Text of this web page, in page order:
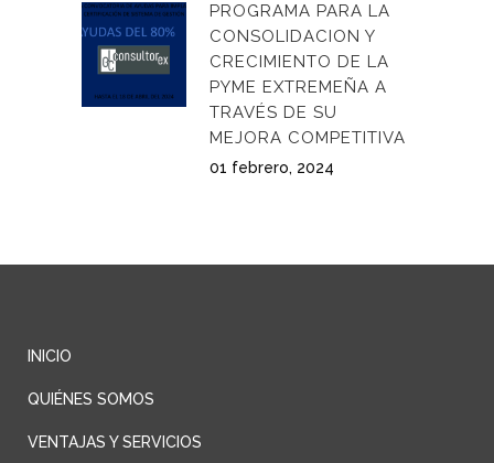
PROGRAMA PARA LA
CONSOLIDACION Y
CRECIMIENTO DE LA
PYME EXTREMEÑA A
TRAVÉS DE SU
MEJORA COMPETITIVA
01 febrero, 2024
INICIO
QUIÉNES SOMOS
VENTAJAS Y SERVICIOS